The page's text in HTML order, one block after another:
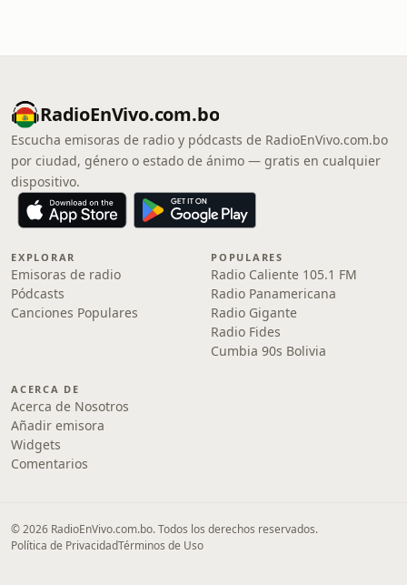
RadioEnVivo.com.bo
Escucha emisoras de radio y pódcasts de RadioEnVivo.com.bo
por ciudad, género o estado de ánimo — gratis en cualquier
dispositivo.
EXPLORAR
Emisoras de radio
Pódcasts
Canciones Populares
POPULARES
Radio Caliente 105.1 FM
Radio Panamericana
Radio Gigante
Radio Fides
Cumbia 90s Bolivia
ACERCA DE
Acerca de Nosotros
Añadir emisora
Widgets
Comentarios
© 2026 RadioEnVivo.com.bo. Todos los derechos reservados.
Política de PrivacidadTérminos de Uso